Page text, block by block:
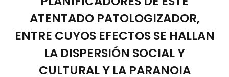
ATENTADO PATOLOGIZADOR,
ENTRE CUYOS EFECTOS SE HALLAN
LA DISPERSIÓN SOCIAL Y
CULTURAL Y LA PARANOIA